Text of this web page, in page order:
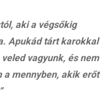
aki a végsőkig
Apukád tárt karokkal
vagyunk, és nem
a mennyben, akik erőt